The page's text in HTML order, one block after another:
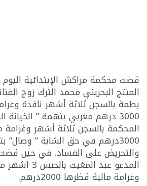
قضت محكمة مراكش الإبتدائية اليوم
المنتج البحريني محمد الترك زوج
بطمة بالسجن ثلاثة أشهر نافذة
3000 درهم مغربي بتهمة ”
المحكمة بالسجن ثلاثة أشهر وغرامة
3000درهم في حق الشابة ” وصال”
والتحريض على الفساد. في حين
المدعو عبد
وغرامة مالية قظرها 2000درهم.